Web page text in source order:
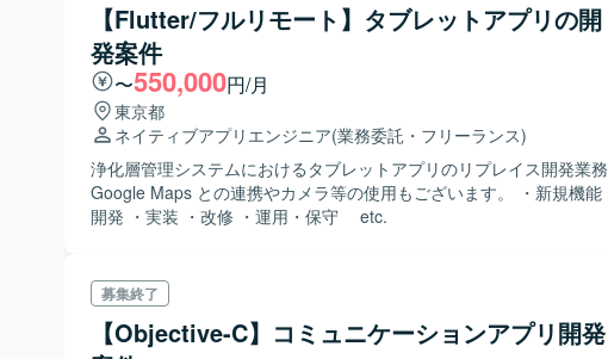
【Flutter/フルリモート】タブレットアプリの開
発案件
〜550,000円/月
東京都
ネイティブアプリエンジニア(業務委託・フリーランス)
浄化層管理システムにおけるタブレットアプリのリプレイス開発業務
Google Maps との連携やカメラ等の使用もございます。 ・新規機能
開発 ・実装 ・改修 ・運用・保守 etc.
募集終了
【Objective-C】コミュニケーションアプリ開発